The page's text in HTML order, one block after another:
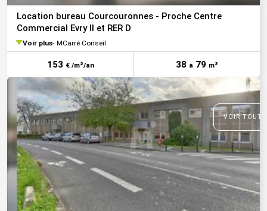
Location bureau Courcouronnes - Proche Centre
Commercial Evry II et RER D
Voir plus MCarré Conseil
153 € /m²/an 38 à 79 m²
VOIR